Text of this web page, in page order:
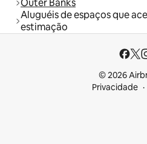
Aluguéis de espaços que
estimação
© 2026
Privacidade